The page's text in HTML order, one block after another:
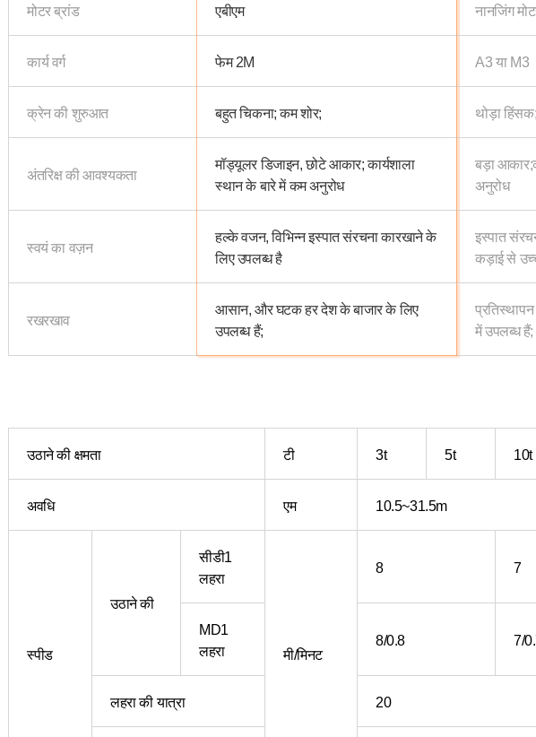
मोटर ब्रांड एबीएम नानजिंग
कार्य वर्ग फेम 2M A3 या M3
क्रेन की शुरुआत बहुत चिकना; कम शोर; थोड़ा हिंसक;
अंतरिक्ष की आवश्यकता
मॉड्यूलर डिजाइन, छोटे आकार; कार्यशाला
स्थान के बारे में कम अनुरोध
बड़ा
अनुरोध
स्वयं का वज़न
हल्के वजन, विभिन्न इस्पात संरचना कारखाने के
लिए उपलब्ध है
इस्पात
कड़ाई से
रखरखाव
आसान, और घटक हर देश के बाजार के लिए
उपलब्ध हैं;
में उपलब्ध हैं;
उठाने की क्षमता टी 3t 5t 10t
अवधि एम 10.5~31.5m
स्पीड
उठाने की
सीडी1
लहरा
मी/मिनट
8 7
MD1
लहरा
8/0.8 7/
लहरा की यात्रा 20